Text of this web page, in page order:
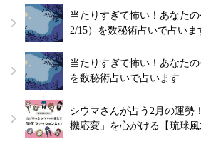
当たりすぎて怖い！あなた
2/15）を数秘術占いで占いま
当たりすぎて怖い！あなたの
を数秘術占いで占います
シウマさんが占う2月の運勢
機応変」を心がける【琉球